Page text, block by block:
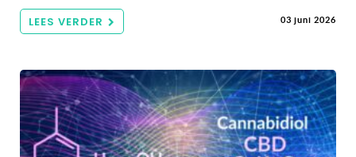
LEES VERDER 03 juni 2026